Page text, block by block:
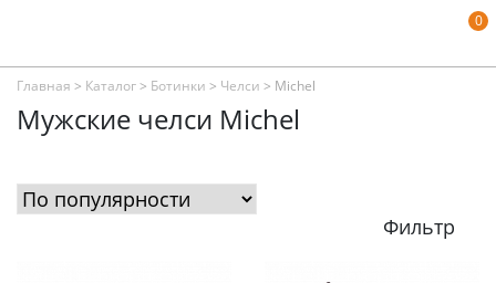
0
Главная > Каталог> Ботинки > Челси > Michel
Мужские челси Michel
Фильтр